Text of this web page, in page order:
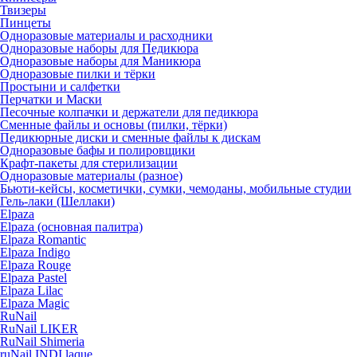
Твизеры
Пинцеты
Одноразовые материалы и расходники
Одноразовые наборы для Педикюра
Одноразовые наборы для Маникюра
Одноразовые пилки и тёрки
Простыни и салфетки
Перчатки и Маски
Песочные колпачки и держатели для педикюра
Cменные файлы и основы (пилки, тёрки)
Педикюрные диски и сменные файлы к дискам
Одноразовые бафы и полировщики
Крафт-пакеты для стерилизации
Одноразовые материалы (разное)
Бьюти-кейсы, косметички, сумки, чемоданы, мобильные студии
Гель-лаки (Шеллаки)
Elpaza
Elpaza (основная палитра)
Elpaza Romantic
Elpaza Indigo
Elpaza Rouge
Elpaza Pastel
Elpaza Lilac
Elpaza Magic
RuNail
RuNail LIKER
RuNail Shimeria
ruNail INDI laque